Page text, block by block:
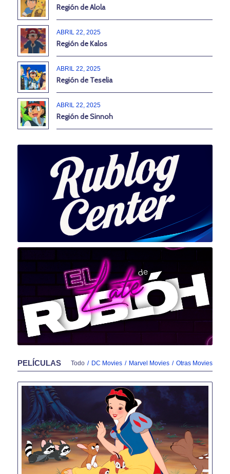
Región de Alola
ABRIL 22, 2025
Región de Kalos
ABRIL 22, 2025
Región de Teselia
ABRIL 22, 2025
Región de Sinnoh
PELÍCULAS Todo / DC Movies / Marvel Movies / Otras Movies